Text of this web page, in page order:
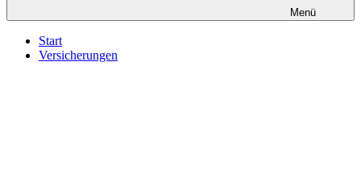
Menü
Start
Versicherungen